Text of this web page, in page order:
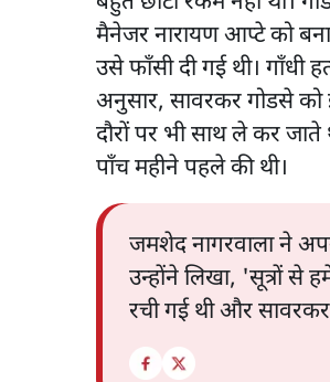
मैनेजर नारायण आप्टे को
उसे फाँसी दी गई थी। गाँधी
अनुसार, सावरकर गोडसे
दौरों पर भी साथ ले कर जाते
पाँच महीने पहले की थी।
जमशेद नागरवाला ने
उन्होंने लिखा, 'सूत्रों से
रची गई थी और सावरकर